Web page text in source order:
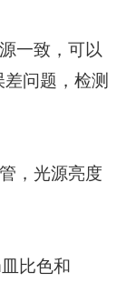
一致，可以
问题，检测
，光源亮度
比色和